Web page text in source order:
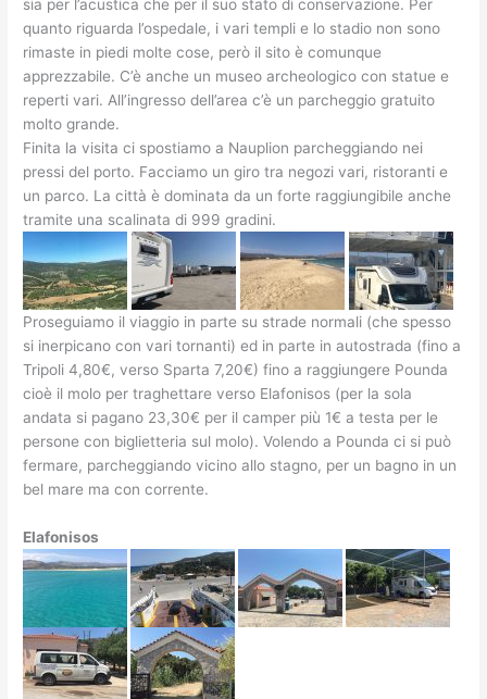
sia per l’acustica che per il suo stato di conservazione. Per
quanto riguarda l’ospedale, i vari templi e lo stadio non sono
rimaste in piedi molte cose, però il sito è comunque
apprezzabile. C’è anche un museo archeologico con statue e
reperti vari. All’ingresso dell’area c’è un parcheggio gratuito
molto grande.
Finita la visita ci spostiamo a Nauplion parcheggiando nei
pressi del porto. Facciamo un giro tra negozi vari, ristoranti e
un parco. La città è dominata da un forte raggiungibile anche
tramite una scalinata di 999 gradini.
Proseguiamo il viaggio in parte su strade normali (che spesso
si inerpicano con vari tornanti) ed in parte in autostrada (fino a
Tripoli 4,80€, verso Sparta 7,20€) fino a raggiungere Pounda
cioè il molo per traghettare verso Elafonisos (per la sola
andata si pagano 23,30€ per il camper più 1€ a testa per le
persone con biglietteria sul molo). Volendo a Pounda ci si può
fermare, parcheggiando vicino allo stagno, per un bagno in un
bel mare ma con corrente.
Elafonisos